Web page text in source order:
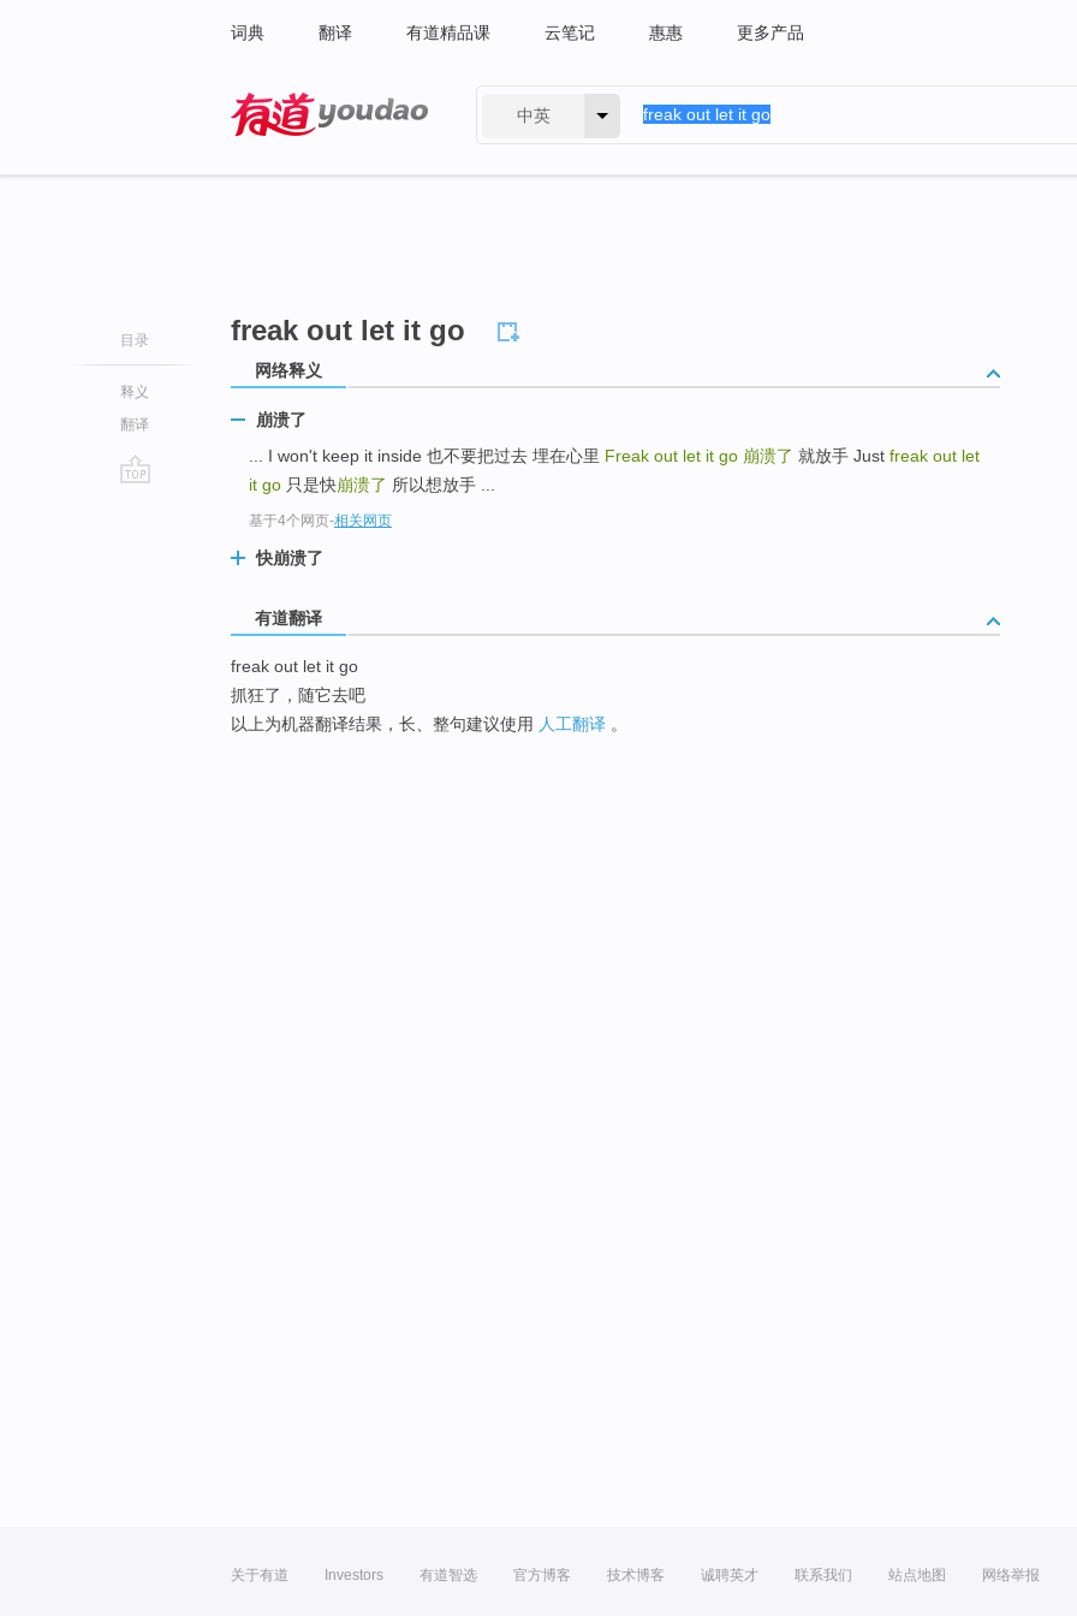
词典 翻译 有道精品课 云笔记 惠惠 更多产品
中英
目录
释义
翻译
freak out let it go
网络释义
崩溃了
... I won't keep it inside 也不要把过去 埋在心里 Freak out let it go 崩溃了 就放手 Just freak out let
it go 只是快崩溃了 所以想放手 ...
基于4个网页-相关网页
快崩溃了
有道翻译
freak out let it go
抓狂了，随它去吧
以上为机器翻译结果，长、整句建议使用 人工翻译 。
关于有道 Investors 有道智选 官方博客 技术博客 诚聘英才 联系我们 站点地图 网络举报